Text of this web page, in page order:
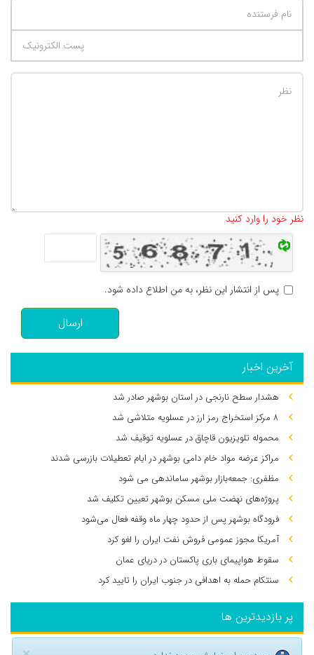
نظر خود را وارد کنید
پس از انتشار این نظر، به من اطلاع داده شود.
ارسال
آخرین اخبار
هشدار سطح نارنجی در استان بوشهر صادر شد
۸ مرکز استخراج رمز ارز در عسلویه متلاشی شد
محموله تلویزیون قاچاق در عسلویه توقیف شد
مراکز عرضه مواد خام دامی بوشهر در ایام تعطیلات بازرسی شدند
مظفری: جمعه‌بازار بوشهر ساماندهی می‌ شود
پروژه‌های نهضت ملی مسکن بوشهر تعیین تکلیف شد
فرودگاه بوشهر پس از حدود چهار ماه وقفه فعال می‌شود
آمریکا مجوز عمومی فروش نفت ایران را لغو کرد
سقوط هواپیمای باری پاکستان در دریای عمان
سنتکام حمله به اهدافی در جنوب ایران را تایید کرد
پر بازدیدترین ها